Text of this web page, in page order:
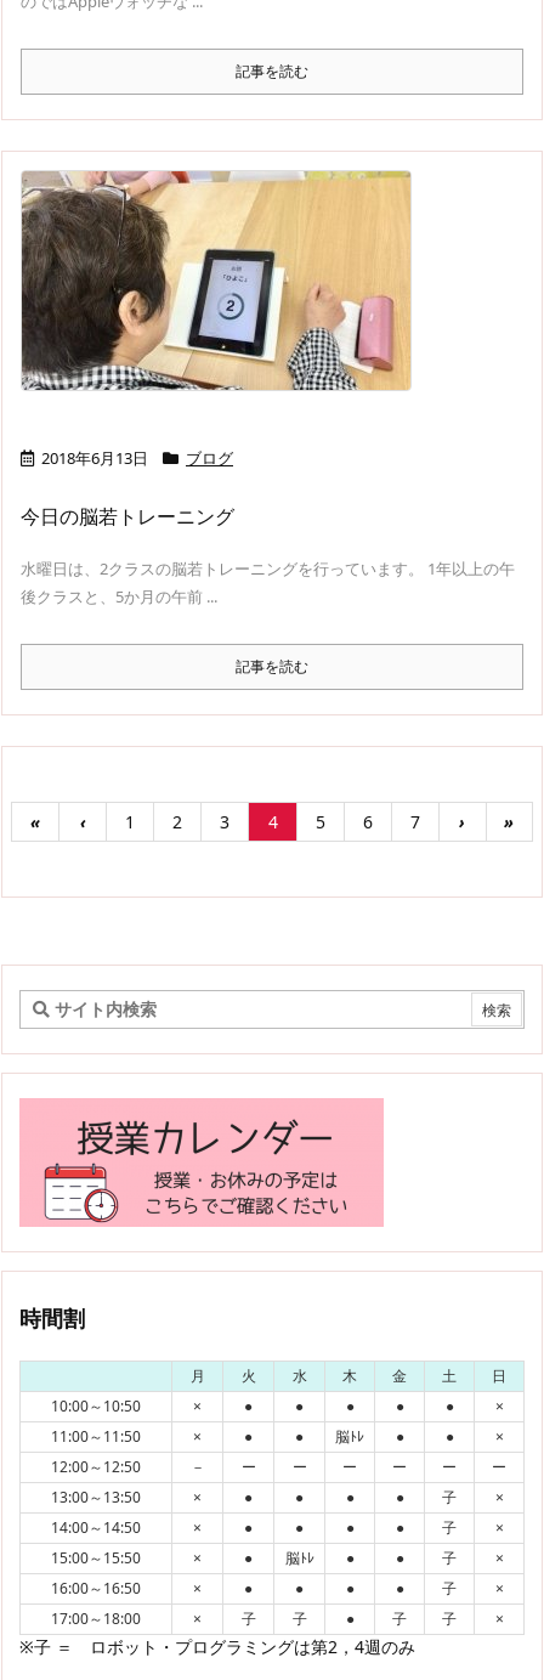
記事を読む
2018年6月13日 ブログ
今日の脳若トレーニング
水曜日は、2クラスの脳若トレーニングを行っています。 1年以上の午
後クラスと、5か月の午前 ...
記事を読む
« ‹ 1 2 3 4 5 6 7 › »
時間割
月 火 水 木 金 土
日
10:00～10:50
× ● ● ● ● ●
×
11:00～11:50
× ● ● 脳ﾄﾚ ● ●
×
12:00～12:50
－ ー ー ー ー ー
ー
13:00～13:50
× ● ● ● ● 子
×
14:00～14:50
× ● ● ● ● 子
×
15:00～15:50
× ● 脳ﾄﾚ ● ● 子
×
16:00～16:50
× ● ● ● ● 子
×
17:00～18:00
× 子 子 ● 子 子 ×
※子 ＝ ロボット・プログラミングは第2，4週のみ